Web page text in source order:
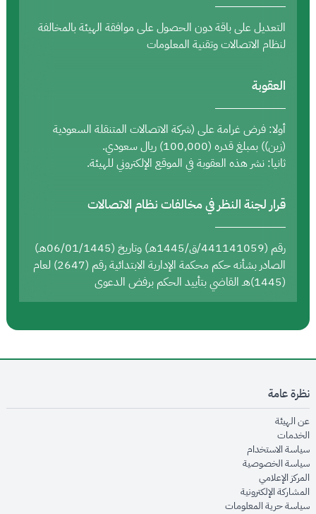
التعديل على باقة دون الحصول على موافقة الهيئة بالمخالفة
لنظام الاتصالات وتقنية المعلومات
العقوبة
أولا: فرض غرامة على (شركة الاتصالات المتنقلة السعودية
(زين)) بمبلغ قدره (100,000) ريال سعودي.
ثانيا: نشر هذه العقوبة في الموقع الإلكتروني للهيئة.
قرار لجنة النظر في مخالفات نظام الاتصالات
رقم (441141059/ق/1445هـ) وتاريخ (06/01/1445هـ)
الصادر بشأنه حكم محكمة الإدارية الابتدائية رقم (2647) لعام
(1445)هـ القاضي بتأييد الحكم برفض الدعوى
نظرة عامة
عن الهيئةopens in new window
الخدماتopens in new window
سياسة الاستخدام
سياسة الخصوصيةopens in new window
المركز الإعلاميopens in new window
المشاركة الإلكترونيةopens in new window
سياسة حرية المعلوماتopens in new window